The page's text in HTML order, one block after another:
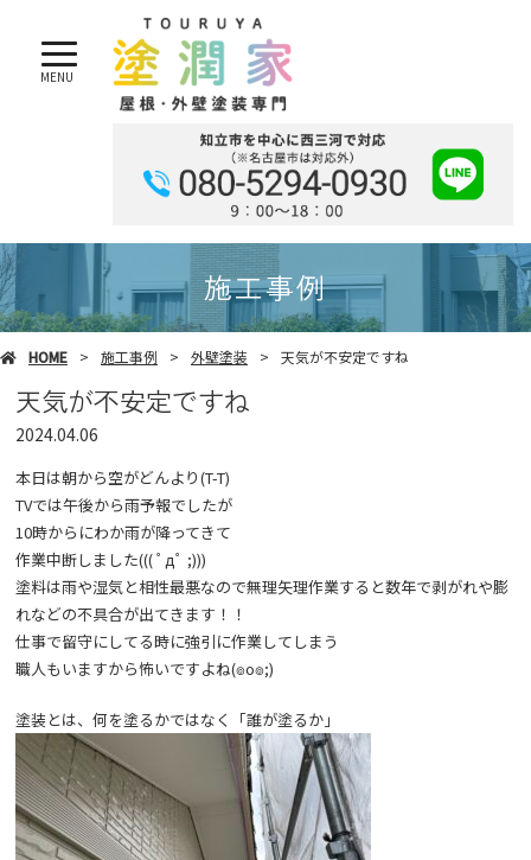
MENU
施工事例
HOME 施工事例 外壁塗装 天気が不安定ですね
天気が不安定ですね
2024.04.06
本日は朝から空がどんより(T-T)
TVでは午後から雨予報でしたが
10時からにわか雨が降ってきて
作業中断しました((( ﾟдﾟ ;)))
塗料は雨や湿気と相性最悪なので無理矢理作業すると数年で剥がれや膨
れなどの不具合が出てきます！！
仕事で留守にしてる時に強引に作業してしまう
職人もいますから怖いですよね(๏o๏;)
塗装とは、何を塗るかではなく「誰が塗るか」